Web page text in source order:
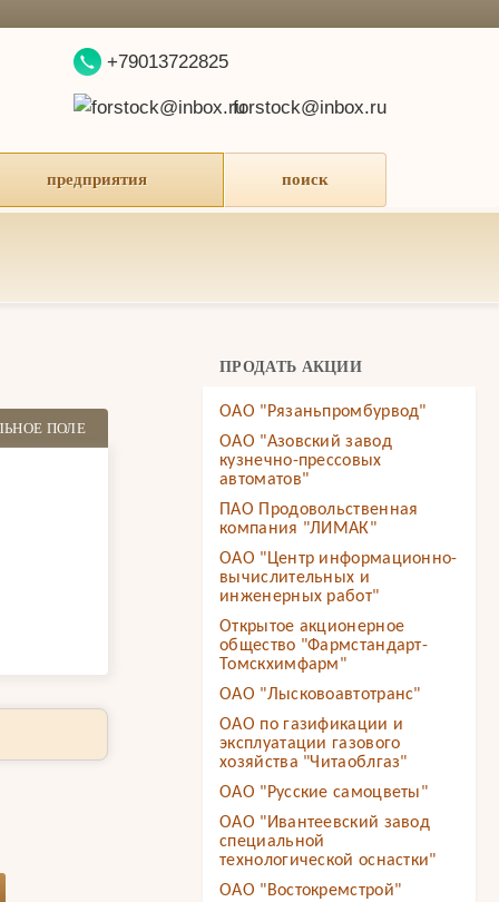
+79013722825
forstock@inbox.ru
предприятия поиск
ПОЛЕ
ПРОДАТЬ АКЦИИ
ОАО "Рязаньпромбурвод"
ОАО "Азовский завод
кузнечно-прессовых
автоматов"
ПАО Продовольственная
компания "ЛИМАК"
ОАО "Центр информационно-
вычислительных и
инженерных работ"
Открытое акционерное
общество "Фармстандарт-
Томскхимфарм"
ОАО "Лысковоавтотранс"
ОАО по газификации и
эксплуатации газового
хозяйства "Читаоблгаз"
ОАО "Русские самоцветы"
ОАО "Ивантеевский завод
специальной
технологической оснастки"
ОАО "Востокремстрой"